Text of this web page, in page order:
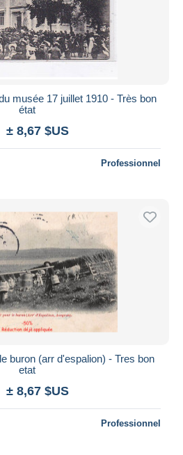
musée 17 juillet 1910 - Très bon
état
± 8,67 $US
Professionnel
buron (arr d'espalion) - Tres bon
etat
± 8,67 $US
Professionnel